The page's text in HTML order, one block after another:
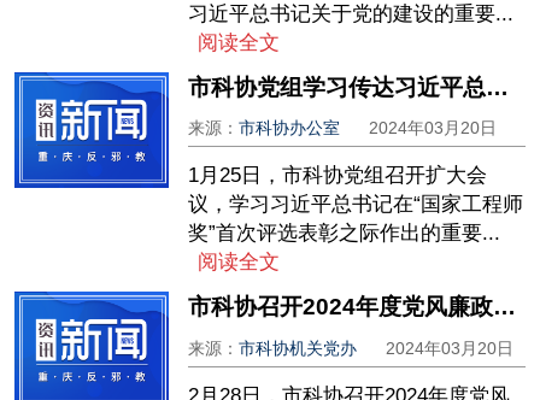
习近平总书记关于党的建设的重要...
阅读全文
市科协党组学习传达习近平总书记重要指示精神、市“两会”精神
来源：市科协办公室 2024年03月20日
1月25日，市科协党组召开扩大会
议，学习习近平总书记在“国家工程师
奖”首次评选表彰之际作出的重要...
阅读全文
市科协召开2024年度党风廉政建设工作会议
来源：市科协机关党办 2024年03月20日